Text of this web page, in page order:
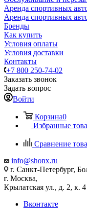
Аренда спортивных
Аренда спортивных
Бренды
Как купить
Условия оплаты
Условия доставки
Контакты
+7 800 250-74-02
Заказать звонок
Задать вопрос
Войти
Корзина0
Избранные
Сравнение
info@shonx.ru
г. Санкт-Петербург,
г. Москва,
Крылатская ул., д. 2, к.
Вконтакте